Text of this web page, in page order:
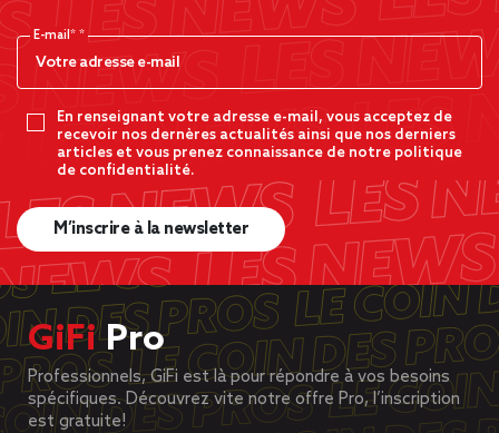
E-mail*
En renseignant votre adresse e-mail, vous acceptez de
recevoir nos dernères actualités ainsi que nos derniers
articles et vous prenez connaissance de notre politique
de confidentialité.
M’inscrire à la newsletter
GiFiPro
Professionnels, GiFi est là pour répondre à vos besoins
spécifiques. Découvrez vite notre offre Pro, l’inscription
est gratuite!